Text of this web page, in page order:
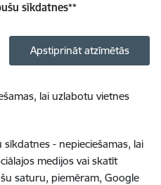
sīkdatnes**
Apstiprināt atzīmētās
lai uzlabotu vietnes
- nepieciešamas, lai
medijos vai skatīt
saturu, piemēram, Google